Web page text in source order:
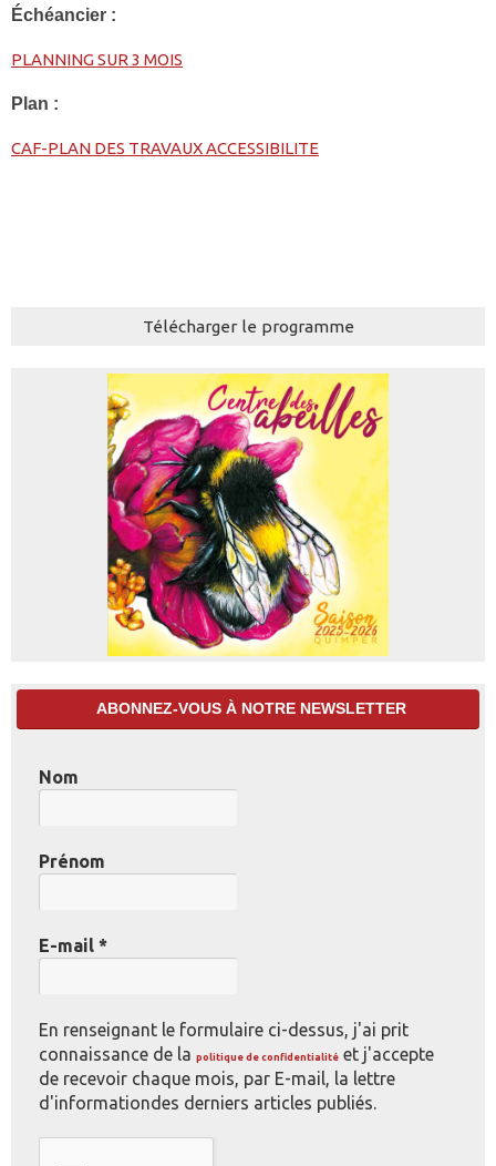
Échéancier :
PLANNING SUR 3 MOIS
Plan :
CAF-PLAN DES TRAVAUX ACCESSIBILITE
Télécharger le programme
ABONNEZ-VOUS À NOTRE NEWSLETTER
Nom
Prénom
E-mail *
En renseignant le formulaire ci-dessus, j'ai prit
connaissance de la politique de confidentialité et j'accepte
de recevoir chaque mois, par E-mail, la lettre
d'informationdes derniers articles publiés.